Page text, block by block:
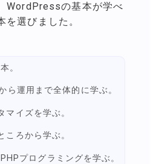
WordPressの基本が学べ
を選びました。
。
ら運用まで全体的に学ぶ。
マイズを学ぶ。
ころから学ぶ。
プログラミングを学ぶ。